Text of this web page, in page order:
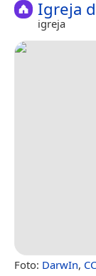
Igreja
igreja
Foto: DarwIn,